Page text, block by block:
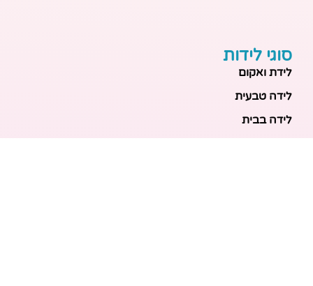
סוגי לידות
לידת ואקום
לידה טבעית
לידה בבית